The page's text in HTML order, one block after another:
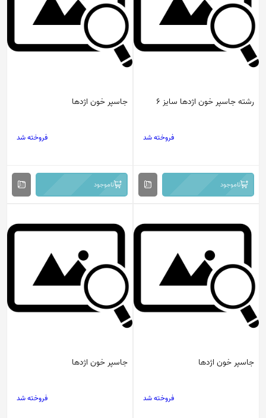
رشته جاسپر خون اژدها سایز 6
فروخته شد
ناموجود
جاسپر خون اژدها
فروخته شد
ناموجود
جاسپر خون اژدها
فروخته شد
جاسپر خون اژدها
فروخته شد